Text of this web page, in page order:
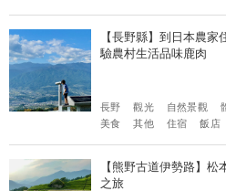
【長野縣】到日本農
驗農村生活品味鹿肉
長野 觀光 自然景觀
美食
其他 住宿 飯店
【熊野古道伊勢路】
之旅